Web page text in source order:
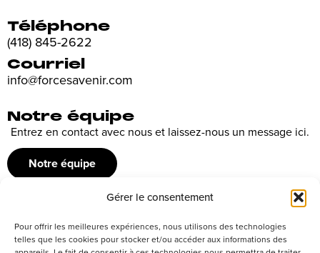
Gérer le consentement
Pour offrir les meilleures expériences, nous utilisons des technologies
telles que les cookies pour stocker et/ou accéder aux informations des
Téléphone
(418) 845-2622
Courriel
info@forcesavenir.com
Notre équipe
Entrez en contact avec nous et laissez-nous un message ici.
Notre équipe
Recrutement
Découvrez nos offres d’emploi ou envoyez votre candidature